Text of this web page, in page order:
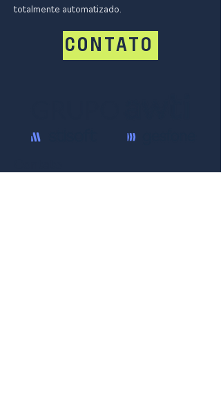
totalmente automatizado.
CONTATO